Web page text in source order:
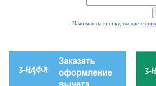
Нажимая на кнопку, вы даете